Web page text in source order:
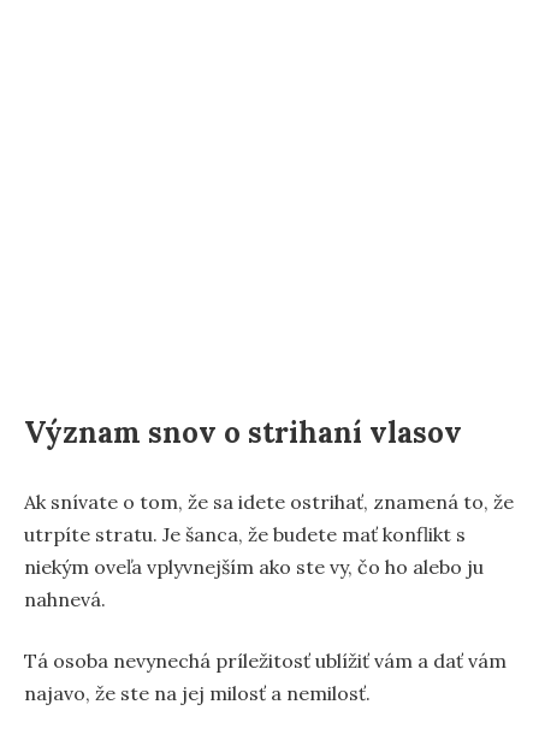
Význam snov o strihaní vlasov
Ak snívate o tom, že sa idete ostrihať, znamená to, že
utrpíte stratu. Je šanca, že budete mať konflikt s
niekým oveľa vplyvnejším ako ste vy, čo ho alebo ju
nahnevá.
Tá osoba nevynechá príležitosť ublížiť vám a dať vám
najavo, že ste na jej milosť a nemilosť.